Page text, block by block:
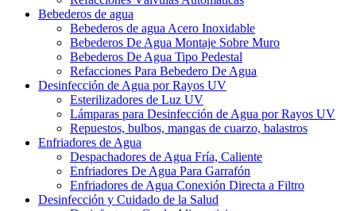
Bebederos de agua
Bebederos de agua Acero Inoxidable
Bebederos De Agua Montaje Sobre Muro
Bebederos De Agua Tipo Pedestal
Refacciones Para Bebedero De Agua
Desinfección de Agua por Rayos UV
Esterilizadores de Luz UV
Lámparas para Desinfección de Agua por Rayos UV
Repuestos, bulbos, mangas de cuarzo, balastros
Enfriadores de Agua
Despachadores de Agua Fría, Caliente
Enfriadores De Agua Para Garrafón
Enfriadores de Agua Conexión Directa a Filtro
Desinfección y Cuidado de la Salud